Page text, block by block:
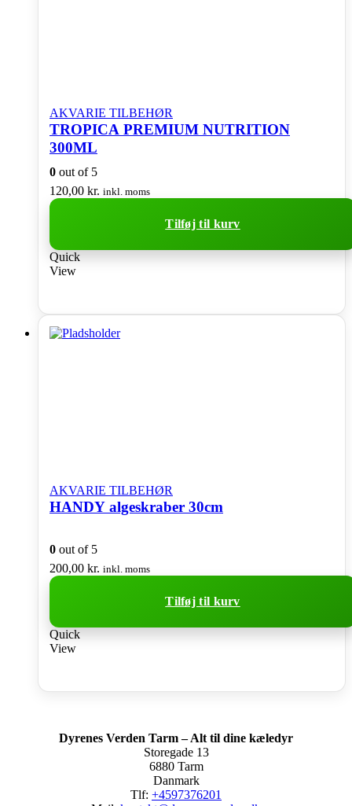
AKVARIE TILBEHØR
TROPICA PREMIUM NUTRITION
300ML
0 out of 5
120,00 kr. inkl. moms
Tilføj til kurv
Quick
View
AKVARIE TILBEHØR
HANDY algeskraber 30cm
0 out of 5
200,00 kr. inkl. moms
Tilføj til kurv
Quick
View
Dyrenes Verden Tarm – Alt til dine kæledyr
Storegade 13
6880 Tarm
Danmark
Tlf: +4597376201